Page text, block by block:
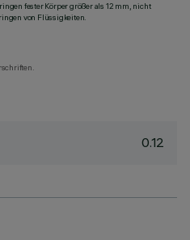
fester Körper größer als 12 mm, nicht
von Flüssigkeiten.
0.12